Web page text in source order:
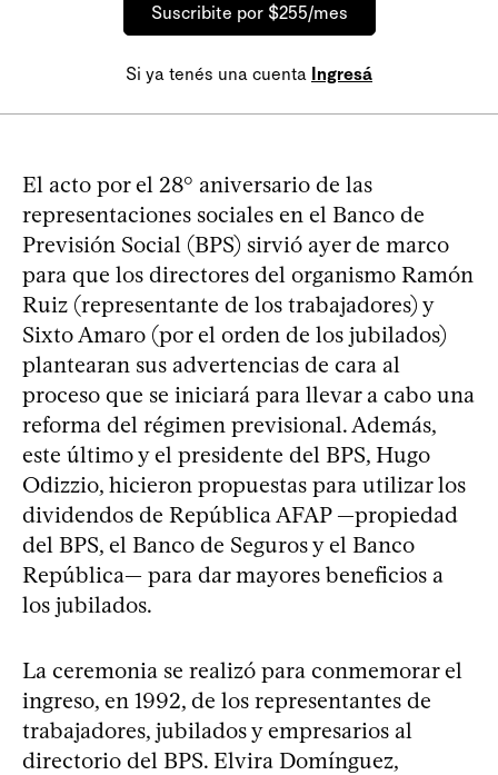
Suscribite por $255/mes
Si ya tenés una cuenta Ingresá
El acto por el 28° aniversario de las
representaciones sociales en el Banco de
Previsión Social (BPS) sirvió ayer de marco
para que los directores del organismo Ramón
Ruiz (representante de los trabajadores) y
Sixto Amaro (por el orden de los jubilados)
plantearan sus advertencias de cara al
proceso que se iniciará para llevar a cabo una
reforma del régimen previsional. Además,
este último y el presidente del BPS, Hugo
Odizzio, hicieron propuestas para utilizar los
dividendos de República AFAP —propiedad
del BPS, el Banco de Seguros y el Banco
República— para dar mayores beneficios a
los jubilados.
La ceremonia se realizó para conmemorar el
ingreso, en 1992, de los representantes de
trabajadores, jubilados y empresarios al
directorio del BPS. Elvira Domínguez,